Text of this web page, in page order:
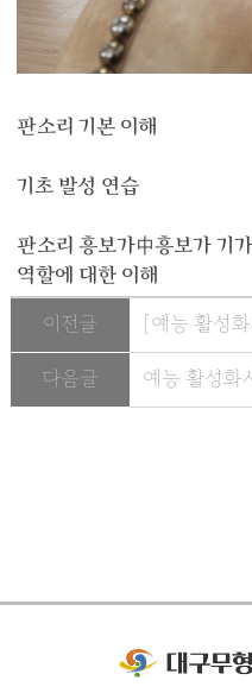
판소리 기본 이해
기초 발성 연습
판소리 흥보가中흥보가 기
역할에 대한 이해
이전글
다음글